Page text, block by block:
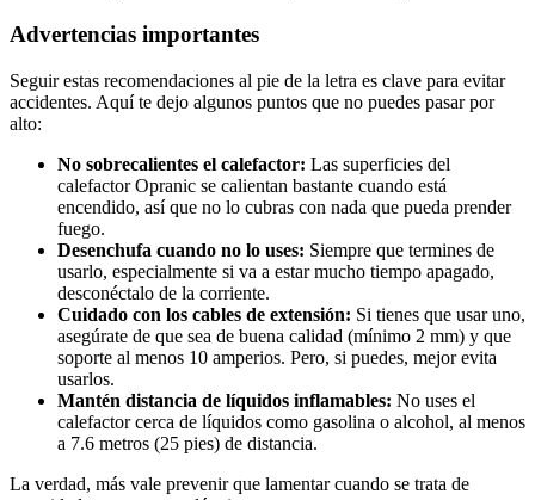
Advertencias importantes
Seguir estas recomendaciones al pie de la letra es clave para evitar
accidentes. Aquí te dejo algunos puntos que no puedes pasar por
alto:
No sobrecalientes el calefactor: Las superficies del
calefactor Opranic se calientan bastante cuando está
encendido, así que no lo cubras con nada que pueda prender
fuego.
Desenchufa cuando no lo uses: Siempre que termines de
usarlo, especialmente si va a estar mucho tiempo apagado,
desconéctalo de la corriente.
Cuidado con los cables de extensión: Si tienes que usar uno,
asegúrate de que sea de buena calidad (mínimo 2 mm) y que
soporte al menos 10 amperios. Pero, si puedes, mejor evita
usarlos.
Mantén distancia de líquidos inflamables: No uses el
calefactor cerca de líquidos como gasolina o alcohol, al menos
a 7.6 metros (25 pies) de distancia.
La verdad, más vale prevenir que lamentar cuando se trata de